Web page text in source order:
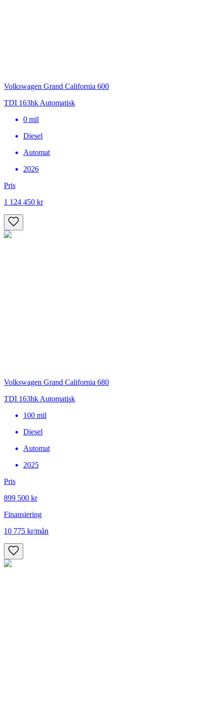
Volkswagen Grand California 600
TDI 163hk Automatisk
0 mil
Diesel
Automat
2026
Pris
1 124 450 kr
Volkswagen Grand California 680
TDI 163hk Automatisk
100 mil
Diesel
Automat
2025
Pris
899 500 kr
Finansiering
10 775 kr/mån